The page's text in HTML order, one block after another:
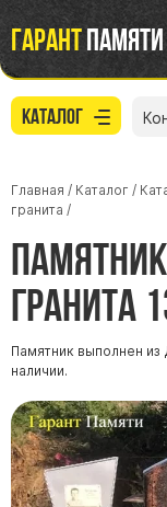
Гарантпамяти
Каталог
Главная / Каталог /
гранита /
гранита
Памятник выполнен
наличии.